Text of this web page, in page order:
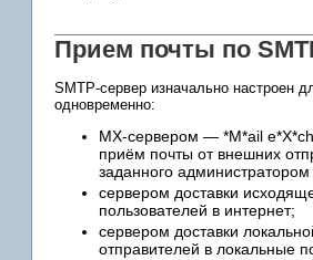
Прием почты по
SMTP-сервер изначально настроен
одновременно:
MX-сервером — *M*ail
приём почты от внешних
заданного
сервером доставки
пользователей в интернет;
сервером доставки
отправителей в локальные